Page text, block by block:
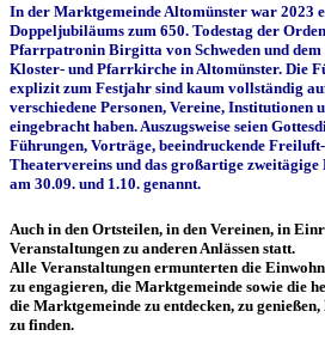
In der Marktgemeinde Altomünster war 2023
Doppeljubiläums zum 650. Todestag der
Pfarrpatronin Birgitta von Schweden und dem
Kloster- und Pfarrkirche in Altomünster. Die
explizit zum Festjahr sind kaum vollständig
verschiedene Personen, Vereine,
eingebracht haben. Auszugsweise seien
Führungen, Vorträge, beeindruckende
Theatervereins und das großartige zweitägige
am 30.09. und 1.10. genannt.
Auch in den Ortsteilen, in den Vereinen, in
Veranstaltungen zu anderen Anlässen statt.
Alle Veranstaltungen ermunterten die
zu engagieren, die Marktgemeinde sowie die
die Marktgemeinde zu entdecken, zu
zu finden.